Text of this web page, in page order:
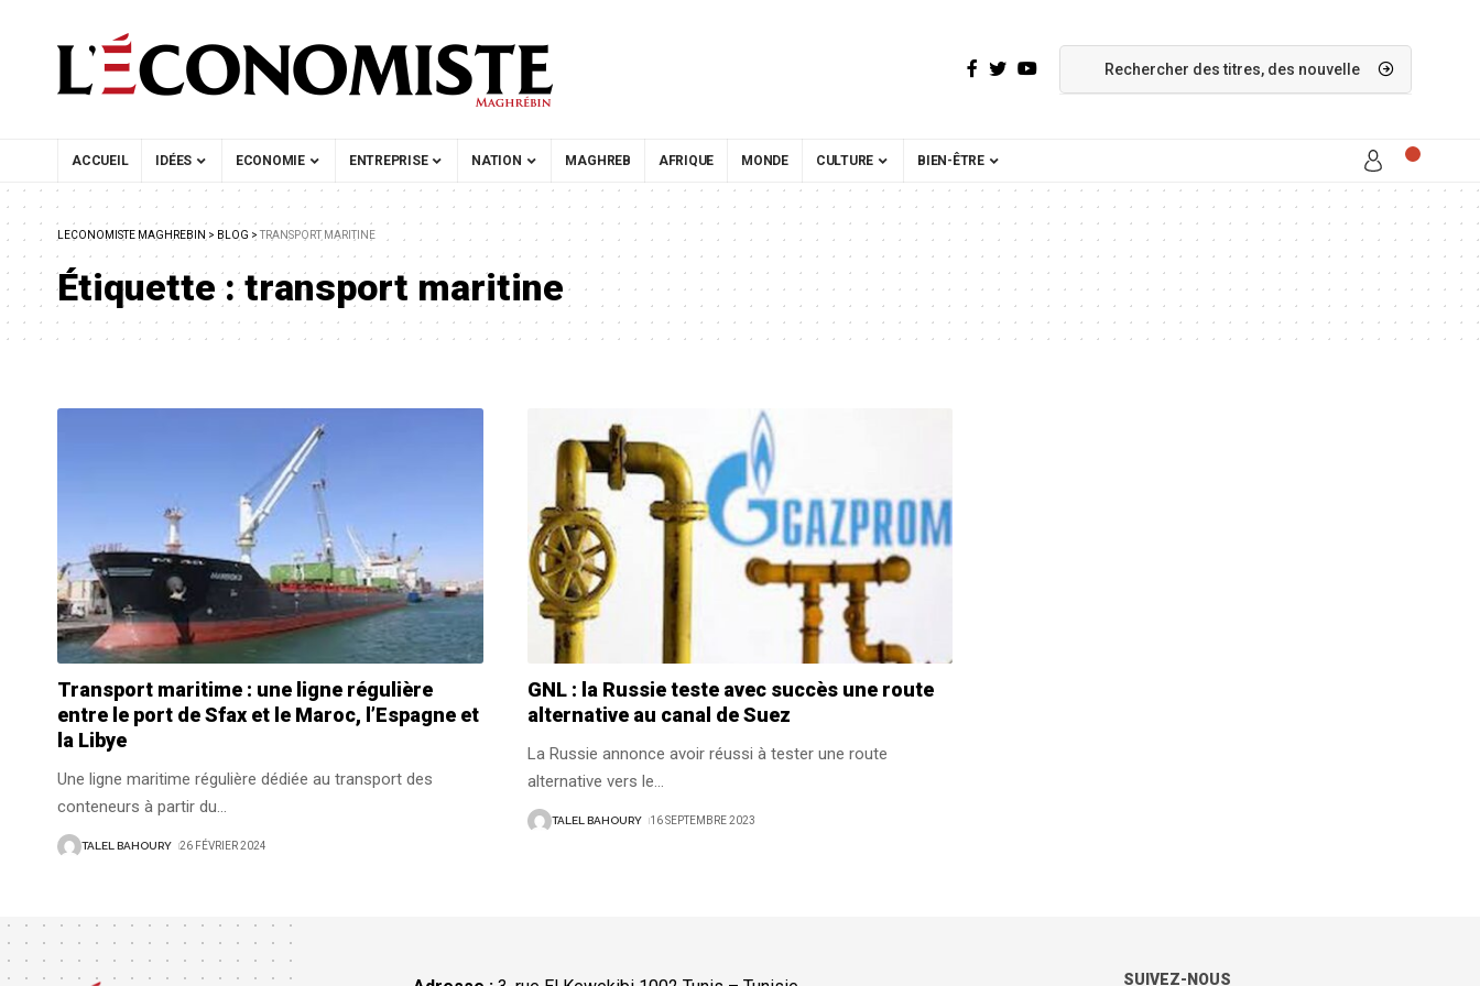
ACCUEIL IDÉES ECONOMIE ENTREPRISE NATION MAGHREB AFRIQUE MONDE CULTURE BIEN-ÊTRE
LECONOMISTE MAGHREBIN > BLOG >TRANSPORT MARITINE
Étiquette :transport maritine
Transport maritime : une ligne régulière
entre le port de Sfax et le Maroc, l’Espagne et
la Libye
Une ligne maritime régulière dédiée au transport des
conteneurs à partir du…
TALEL BAHOURY 26 FÉVRIER 2024
GNL : la Russie teste avec succès une route
alternative au canal de Suez
La Russie annonce avoir réussi à tester une route
alternative vers le…
TALEL BAHOURY 16 SEPTEMBRE 2023
SUIVEZ-NOUS